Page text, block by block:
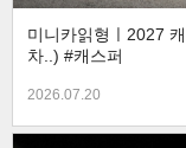
미니카읽형ㅣ2027
차..) #캐스퍼
2026.07.20